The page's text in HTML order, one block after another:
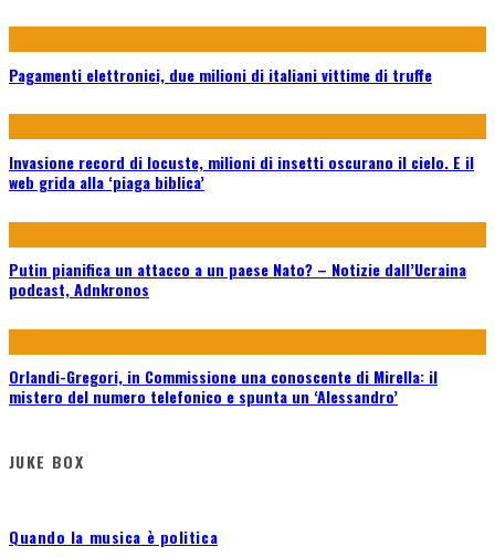
Pagamenti elettronici, due milioni di italiani vittime di truffe
Invasione record di locuste, milioni di insetti oscurano il cielo. E il
web grida alla ‘piaga biblica’
Putin pianifica un attacco a un paese Nato? – Notizie dall’Ucraina
podcast, Adnkronos
Orlandi-Gregori, in Commissione una conoscente di Mirella: il
mistero del numero telefonico e spunta un ‘Alessandro’
JUKE BOX
Quando la musica è politica